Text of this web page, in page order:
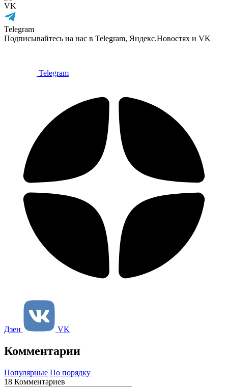
VK
Telegram
Подписывайтесь на нас в Telegram, Яндекс.Новостях и VK
Telegram
Дзен VK
Комментарии
Популярные По порядку
18 Комментариев